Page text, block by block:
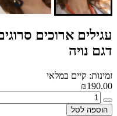
עגילים ארוכים
דגם נויה
זמינות: קיים במלאי
₪190.00
הוספה לסל